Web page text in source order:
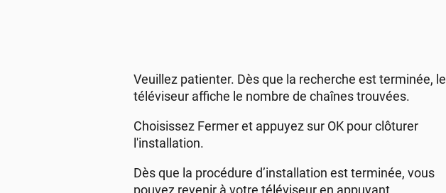
Veuillez patienter. Dès que la recherche est terminée, le
téléviseur affiche le nombre de chaînes trouvées.
Choisissez Fermer et appuyez sur OK pour clôturer
l'installation.
Dès que la procédure d’installation est terminée, vous
pouvez revenir à votre téléviseur en appuyant